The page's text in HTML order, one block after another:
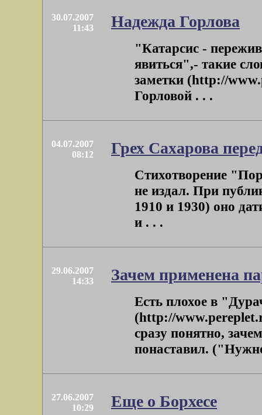
30.07.2007
11:43
Надежда Горлова
"Катарсис -
явиться",- такие
заметки (http://
Горловой . . .
04.07.2007
08:12
Грех Сахарова
Стихотворение
не издал. При
1910 и 1930) оно
и . . .
29.06.2007
14:33
Зачем применена
Есть плохое в
(http://
сразу понятно,
понаставил.
27.06.2007
10:29
Еще о Борхесе